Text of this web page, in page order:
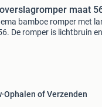
maat
bamboe romper met
De romper is lichtbruin en
Ophalen of Verzenden